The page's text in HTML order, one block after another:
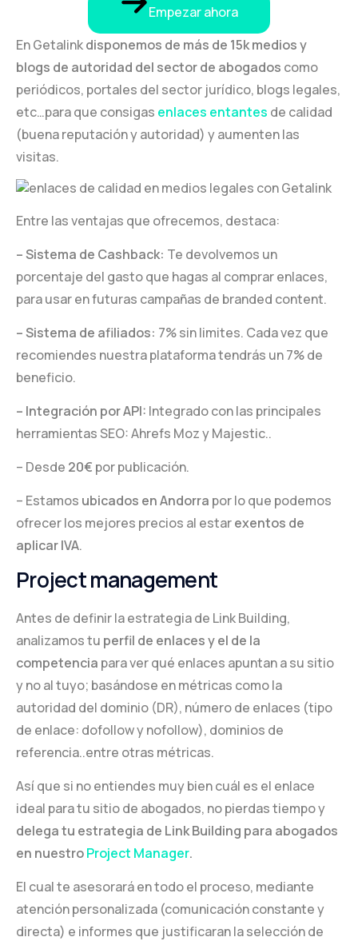
Empezar ahora
En Getalinkdisponemos de más de 15k medios y
blogs de autoridad del sector de abogados como
periódicos, portales del sector jurídico, blogs legales,
etc…para que consigas enlaces entantes de calidad
(buena reputación y autoridad) y aumenten las
visitas.
Entre las ventajas que ofrecemos, destaca:
– Sistema de Cashback: Te devolvemos un
porcentaje del gasto que hagas al comprar enlaces,
para usar en futuras campañas de branded content.
– Sistema de afiliados: 7% sin limites. Cada vez que
recomiendes nuestra plataforma tendrás un 7% de
beneficio.
– Integración por API: Integrado con las principales
herramientas SEO: Ahrefs Moz y Majestic..
– Desde 20€ por publicación.
– Estamos ubicados en Andorra por lo que podemos
ofrecer los mejores precios al estarexentos de
aplicar IVA.
Project management
Antes de definir la estrategia de Link Building,
analizamos tu perfil de enlaces y el de la
competencia para ver qué enlaces apuntan a su sitio
y no al tuyo; basándose en métricas como la
autoridad del dominio (DR), número de enlaces (tipo
de enlace: dofollow y nofollow), dominios de
referencia..entre otras métricas.
Así que si no entiendes muy bien cuál es el enlace
ideal para tu sitio de abogados, no pierdas tiempo y
delega tu estrategia de Link Building para abogados
en nuestroProject Manager.
El cual te asesorará en todo el proceso, mediante
atención personalizada (comunicación constante y
directa) e informes que justificaran la selección de